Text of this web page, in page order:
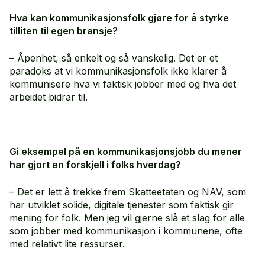
Hva kan kommunikasjonsfolk gjøre for å styrke
tilliten til egen bransje?
– Åpenhet, så enkelt og så vanskelig. Det er et
paradoks at vi kommunikasjonsfolk ikke klarer å
kommunisere hva vi faktisk jobber med og hva det
arbeidet bidrar til.
Gi eksempel på en kommunikasjonsjobb du mener
har gjort en forskjell i folks hverdag?
– Det er lett å trekke frem Skatteetaten og NAV, som
har utviklet solide, digitale tjenester som faktisk gir
mening for folk. Men jeg vil gjerne slå et slag for alle
som jobber med kommunikasjon i kommunene, ofte
med relativt lite ressurser.